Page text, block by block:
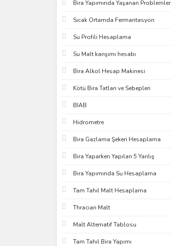
Bira Yapımında Yaşanan Problemler
Sıcak Ortamda Fermantasyon
Su Profili Hesaplama
Su Malt karışımı hesabı
Bira Alkol Hesap Makinesi
Kötü Bira Tatları ve Sebepleri
BIAB
Hidrometre
Bira Gazlama Şekeri Hesaplama
Bira Yaparken Yapılan 5 Yanlış
Bira Yapımında Su Hesaplama
Tam Tahıl Malt Hesaplama
Thracian Malt
Malt Alternatif Tablosu
Tam Tahıl Bira Yapımı